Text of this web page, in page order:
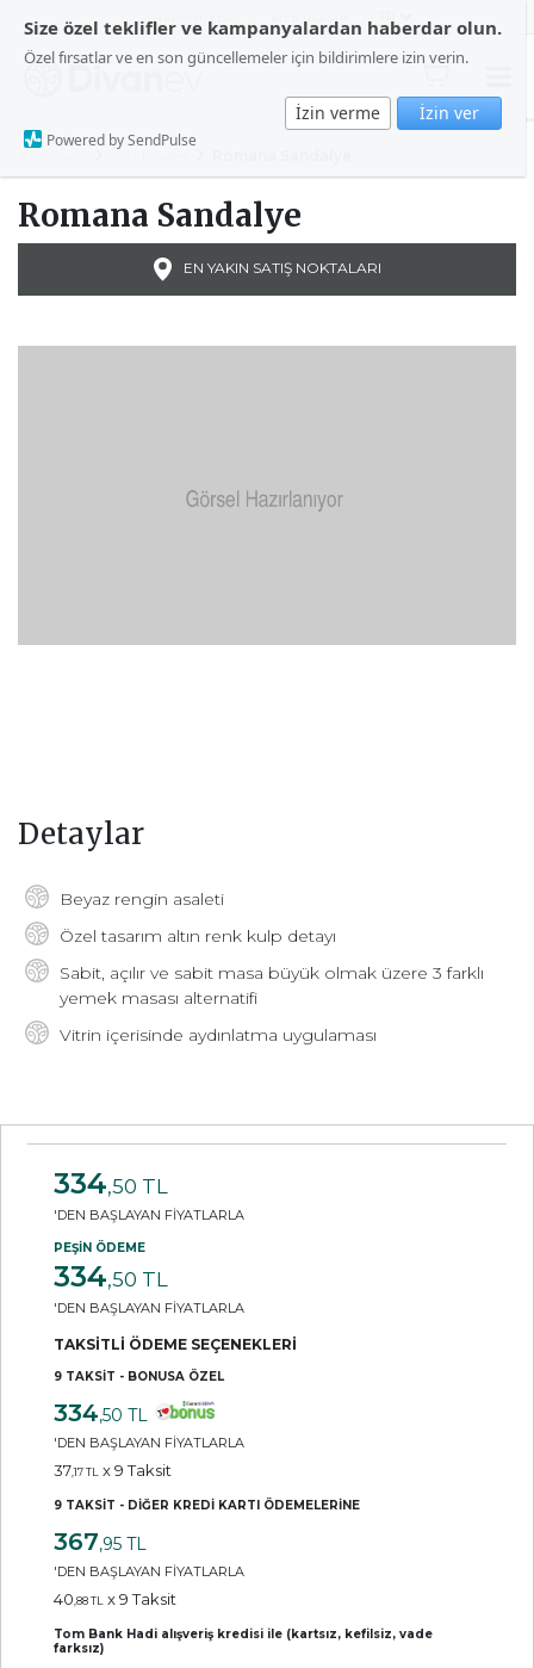
Size özel teklifler ve kampanyalardan haberdar olun.
Özel fırsatlar ve en son güncellemeler için bildirimlere izin verin.
İzin verme İzin ver
Powered by SendPulse
Romana Sandalye
EN YAKIN SATIŞ NOKTALARI
Detaylar
Beyaz rengin asaleti
Özel tasarım altın renk kulp detayı
Sabit, açılır ve sabit masa büyük olmak üzere 3 farklı
yemek masası alternatifi
Vitrin içerisinde aydınlatma uygulaması
334,50 TL
'DEN BAŞLAYAN FİYATLARLA
PEŞİN ÖDEME
334,50 TL
'DEN BAŞLAYAN FİYATLARLA
TAKSİTLİ ÖDEME SEÇENEKLERİ
9 TAKSİT - BONUSA ÖZEL
334,50 TL
'DEN BAŞLAYAN FİYATLARLA
37,17 TL x 9 Taksit
9 TAKSİT - DİĞER KREDİ KARTI ÖDEMELERİNE
367,95 TL
'DEN BAŞLAYAN FİYATLARLA
40 ,88 TL x 9 Taksit
Tom Bank Hadi alışveriş kredisi ile (kartsız, kefilsiz, vade
farksız)